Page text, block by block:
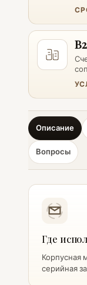
Описание
Вопросы
Где
Корпусная
серийная